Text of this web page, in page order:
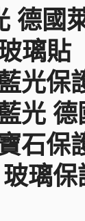
德國
璃貼
光保
光 德
石保
璃保